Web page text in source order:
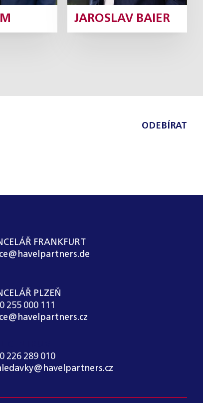
JAROSLAV BAIER
ODEBÍRAT
FRANKFURT
PLZEŇ
255 000 111
226 289 010